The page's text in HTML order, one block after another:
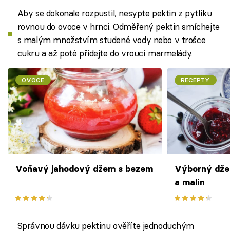
Aby se dokonale rozpustil, nesypte pektin z pytlíku
rovnou do ovoce v hrnci. Odměřený pektin smíchejte
s malým množstvím studené vody nebo v trošce
cukru a až poté přidejte do vroucí marmelády.
OVOCE
Voňavý jahodový džem s bezem
RECEPTY
Výborný
a malin
Správnou dávku pektinu ověříte jednoduchým